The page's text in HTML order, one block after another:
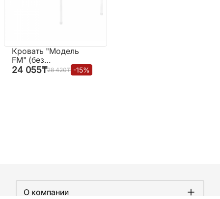
Кровать "Модель
FM" (без
регулировки)
24 055₸28 420₸ -15%
О компании